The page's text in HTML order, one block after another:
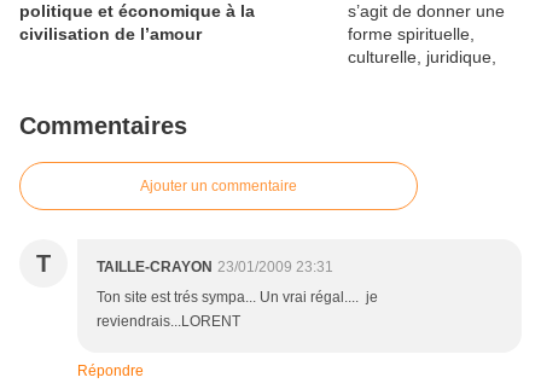
politique et économique à la
civilisation de l’amour
Commentaires
Ajouter un commentaire
T TAILLE-CRAYON 23/01/2009 23:31
Ton site est trés sympa... Un vrai régal.... je
reviendrais...LORENT
Répondre